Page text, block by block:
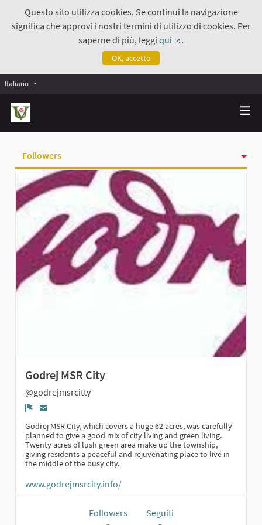
Questo sito utilizza cookies. Se continui la navigazione
significa che approvi i nostri termini di utilizzo di cookies. Per
saperne di più, leggiqui
.
OK, accetto
Italiano
Attività
Badge
Seguiti
Followers
Gruppi
Godrej MSR City
@godrejmsrcitty
Godrej MSR City, which covers a huge 62 acres, was carefully
planned to give a good mix of city living and green living.
Twenty acres of lush green area make up the township,
giving residents a peaceful and rejuvenating place to live in
the middle of the busy city.
www.godrejmsrcity.info/
Followers Seguiti